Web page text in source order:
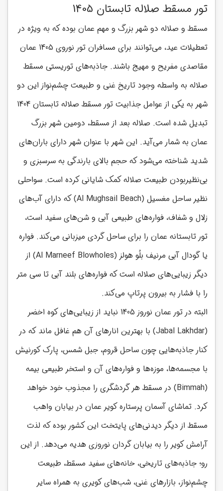
تور مسقط صلاله تابستان 1405
مسقط و صلاله دو شهر بزرگ و مهم عمان بوده که به ویژه در
تعطیلات عید، می‌توانند برای مسافران تور نوروی 1405 عمان
مقاصدی مفریح و مهیج باشند. جاذبه‌های توریستی مسقط
صلاله به واسطه وجود تاریخ غنی و طبیعت چشم‌نواز این دو
شهر به یکی از عوامل جذابیت تور مسقط صلاله تابستان 1404
تبدیل شده است. صلاله بعد از مسقط، دومین شهر بزرگ
عمان به شمار می‌آید. این شهر با عنوان شهر دارای باران‌های
شدید شناخته می‌شود که حجم بالای بارندگی به سرسبزی و
بی‌نظیربودن طبیعت صلاله کمک شایانی کرده است. سواحلی
نظیر ساحل مغسیل (Al Mughsail Beach) که دارای آب‌های
زلال و شفاف، فواره‌های طبیعی آبی و شن‌های سفید است،
تور تابستانه عمان را برای ساحل گردی میزبانی می‌کند. فواره
یا گودال آبی مرنیف بلُو هولز (Al Marneef Blowholes) از
دیگر زیبایی‌های صلاله است که فواره‌های بلند آبی تا سی متر
را با فشار به بیرون پرتاپ می‌کند.
البته در تور عمان نوروز 1405 نباید از زیبایی‌های کوه اخضر
(Jabal Lakhdar) با بهترین انارهای آن هم غافل ماند که در
کنار جاذبه‌هایی چون ساحل قروم، جبل شمس، پارک کورنیش
با مجسمه‌ها، موزه‌ها و فواره‌های آن و استخر طبیعی بیمه
(Bimmah) در مسقط هر گردشگری را مجذوب خود خواهد
کرد. تماشای آسمان پرستاره کویر عمان در بیابان واهب
مسقط از دیگر دیدنی‌های پایتخت این کشور بوده که لذت
آرامش کویر را به بیابان گردان نوروزی هدیه می‌دهد. از این
رو؛ جاذبه‌های تاریخی، خانه‌های سفید مسقط، طبیعت
چشم‌نواز، بازارهای غنی، شب‌های کویری به همراه سایر